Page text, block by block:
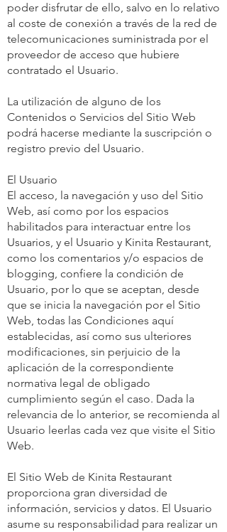
poder disfrutar de ello, salvo en lo relativo
al coste de conexión a través de la red de
telecomunicaciones suministrada por el
proveedor de acceso que hubiere
contratado el Usuario.
La utilización de alguno de los
Contenidos o Servicios del Sitio Web
podrá hacerse mediante la suscripción o
registro previo del Usuario.
El Usuario
El acceso, la navegación y uso del Sitio
Web, así como por los espacios
habilitados para interactuar entre los
Usuarios, y el Usuario y Kinita Restaurant,
como los comentarios y/o espacios de
blogging, confiere la condición de
Usuario, por lo que se aceptan, desde
que se inicia la navegación por el Sitio
Web, todas las Condiciones aquí
establecidas, así como sus ulteriores
modificaciones, sin perjuicio de la
aplicación de la correspondiente
normativa legal de obligado
cumplimiento según el caso. Dada la
relevancia de lo anterior, se recomienda al
Usuario leerlas cada vez que visite el Sitio
Web.
El Sitio Web de Kinita Restaurant
proporciona gran diversidad de
información, servicios y datos. El Usuario
asume su responsabilidad para realizar un